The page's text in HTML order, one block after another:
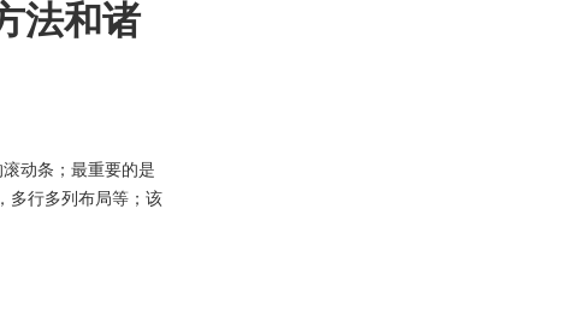
法和诸
动条；最重要的是
多行多列布局等；该